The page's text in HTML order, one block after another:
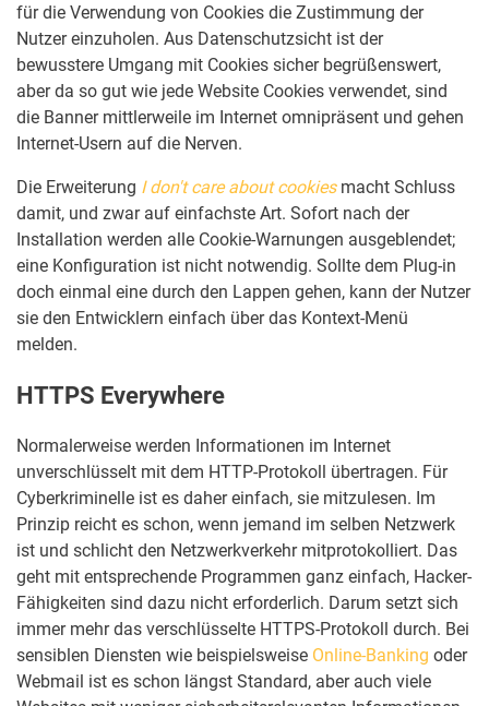
für die Verwendung von Cookies die Zustimmung der
Nutzer einzuholen. Aus Datenschutzsicht ist der
bewusstere Umgang mit Cookies sicher begrüßenswert,
aber da so gut wie jede Website Cookies verwendet, sind
die Banner mittlerweile im Internet omnipräsent und gehen
Internet-Usern auf die Nerven.
Die Erweiterung I don't care about cookies macht Schluss
damit, und zwar auf einfachste Art. Sofort nach der
Installation werden alle Cookie-Warnungen ausgeblendet;
eine Konfiguration ist nicht notwendig. Sollte dem Plug-in
doch einmal eine durch den Lappen gehen, kann der Nutzer
sie den Entwicklern einfach über das Kontext-Menü
melden.
HTTPS Everywhere
Normalerweise werden Informationen im Internet
unverschlüsselt mit dem HTTP-Protokoll übertragen. Für
Cyberkriminelle ist es daher einfach, sie mitzulesen. Im
Prinzip reicht es schon, wenn jemand im selben Netzwerk
ist und schlicht den Netzwerkverkehr mitprotokolliert. Das
geht mit entsprechende Programmen ganz einfach, Hacker-
Fähigkeiten sind dazu nicht erforderlich. Darum setzt sich
immer mehr das verschlüsselte HTTPS-Protokoll durch. Bei
sensiblen Diensten wie beispielsweise Online-Banking oder
Webmail ist es schon längst Standard, aber auch viele